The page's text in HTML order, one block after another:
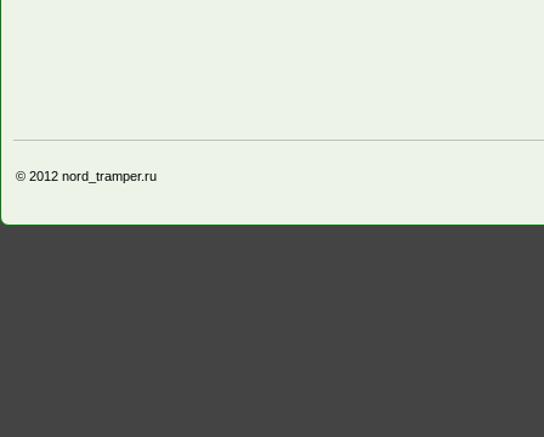
© 2012 nord_tramper.ru